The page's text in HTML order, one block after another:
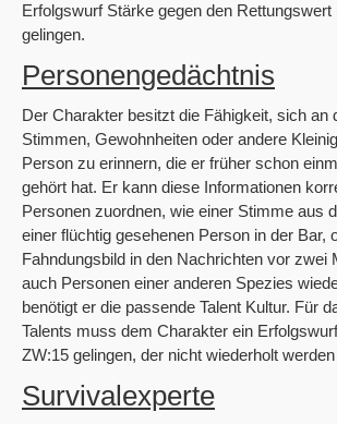
Erfolgswurf Stärke gegen den Rettungswert
gelingen.
Personengedächtnis
Der Charakter besitzt die Fähigkeit, sich an
Stimmen, Gewohnheiten oder andere
Person zu erinnern, die er früher schon
gehört hat. Er kann diese Informationen
Personen zuordnen, wie einer Stimme aus
einer flüchtig gesehenen Person in der Bar,
Fahndungsbild in den Nachrichten vor zwei
auch Personen einer anderen Spezies
benötigt er die passende Talent Kultur. Für
Talents muss dem Charakter ein
ZW:15 gelingen, der nicht wiederholt
Survivalexperte